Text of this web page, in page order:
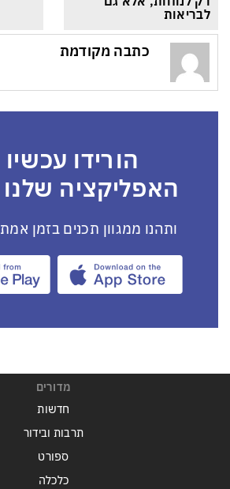
לבריאות
כתבה מקודמת
הורידו
האפליקציה
ותהנו ממגוון תכנים בזמן
מדורים
חדשות
תרבות ובידור
ספורט
כלכלה